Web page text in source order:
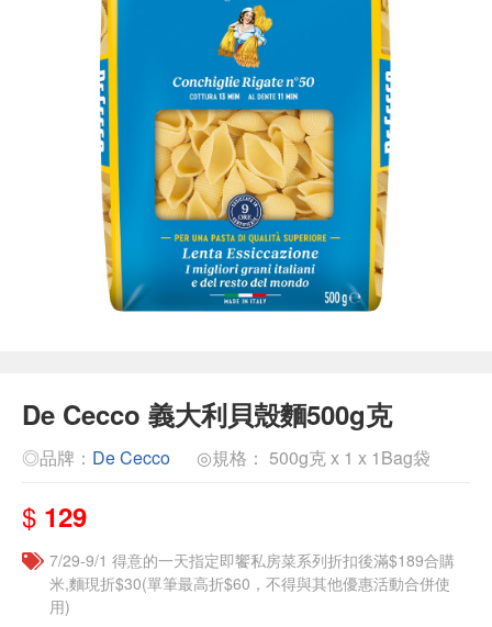
De Cecco 義大利貝殼麵500g克
◎品牌： De Cecco ◎規格： 500g克 x 1 x 1Bag袋
$ 129
7/29-9/1 得意的一天指定即饗私房菜系列折扣後滿$189合購
米,麵現折$30(單筆最高折$60，不得與其他優惠活動合併使
用)